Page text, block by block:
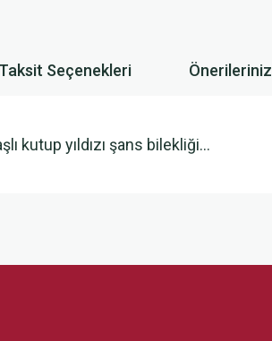
Taksit Seçenekleri Önerileriniz
kutup yıldızı şans bilekliği...